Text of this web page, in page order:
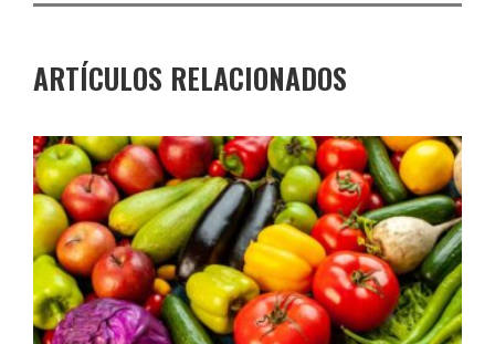
ARTÍCULOS RELACIONADOS